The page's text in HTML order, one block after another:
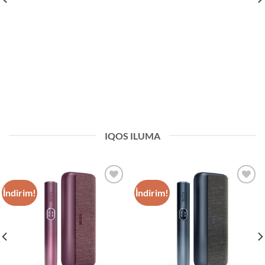
IQOS ILUMA
İndirim! İndirim!